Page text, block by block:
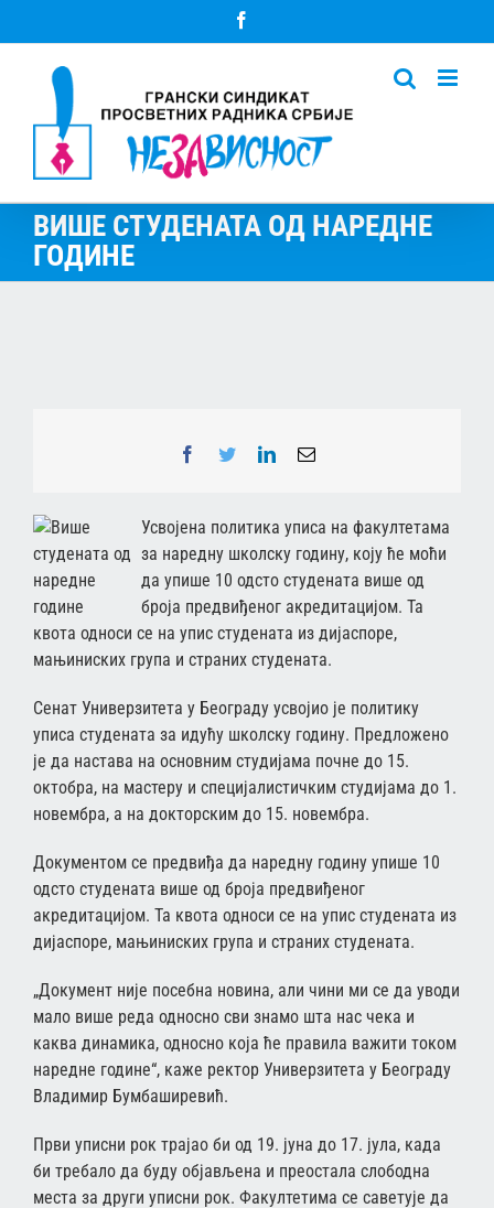
to
ВИШЕ СТУДЕНАТА ОД НАРЕДНЕ
ГОДИНЕ
Facebook
TwitterLinkedInEmail
Усвојена политика уписа на факултетама
за наредну школску годину, коју ће моћи
да упише 10 одсто студената више од
броја предвиђеног акредитацијом. Та
квота односи се на упис студената из дијаспоре,
мањиниских група и страних студената.
Сенат Универзитета у Београду усвојио је политику
уписа студената за идућу школску годину. Предложено
је да настава на основним студијама почне до 15.
октобра, на мастеру и специјалистичким студијама до 1.
новембра, а на докторским до 15. новембра.
Документом се предвиђа да наредну годину упише 10
одсто студената више од броја предвиђеног
акредитацијом. Та квота односи се на упис студената из
дијаспоре, мањиниских група и страних студената.
„Документ није посебна новина, али чини ми се да уводи
мало више реда односно сви знамо шта нас чека и
каква динамика, односно која ће правила важити током
наредне године“, каже ректор Универзитета у Београду
Владимир Бумбаширевић.
Први уписни рок трајао би од 19. јуна до 17. јула, када
би требало да буду објављена и преостала слободна
места за други уписни рок. Факултетима се саветује да